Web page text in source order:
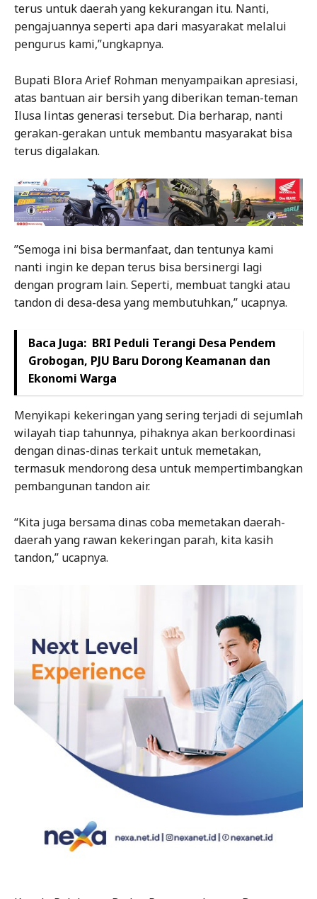
terus untuk daerah yang kekurangan itu. Nanti,
pengajuannya seperti apa dari masyarakat melalui
pengurus kami,”ungkapnya.
Bupati Blora Arief Rohman menyampaikan apresiasi,
atas bantuan air bersih yang diberikan teman-teman
Ilusa lintas generasi tersebut. Dia berharap, nanti
gerakan-gerakan untuk membantu masyarakat bisa
terus digalakan.
”Semoga ini bisa bermanfaat, dan tentunya kami
nanti ingin ke depan terus bisa bersinergi lagi
dengan program lain. Seperti, membuat tangki atau
tandon di desa-desa yang membutuhkan,” ucapnya.
Baca Juga: BRI Peduli Terangi Desa Pendem
Grobogan, PJU Baru Dorong Keamanan dan
Ekonomi Warga
Menyikapi kekeringan yang sering terjadi di sejumlah
wilayah tiap tahunnya, pihaknya akan berkoordinasi
dengan dinas-dinas terkait untuk memetakan,
termasuk mendorong desa untuk mempertimbangkan
pembangunan tandon air.
“Kita juga bersama dinas coba memetakan daerah-
daerah yang rawan kekeringan parah, kita kasih
tandon,” ucapnya.